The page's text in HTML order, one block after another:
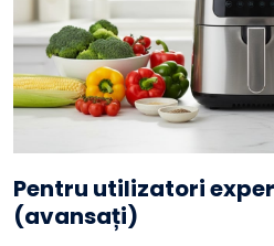
Pentru utilizatori
(avansați)